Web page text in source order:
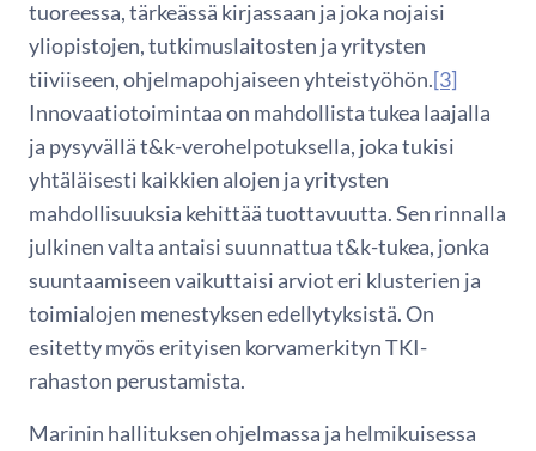
tuoreessa, tärkeässä kirjassaan ja joka nojaisi
yliopistojen, tutkimuslaitosten ja yritysten
tiiviiseen, ohjelmapohjaiseen yhteistyöhön.[3]
Innovaatiotoimintaa on mahdollista tukea laajalla
ja pysyvällä t&k-verohelpotuksella, joka tukisi
yhtäläisesti kaikkien alojen ja yritysten
mahdollisuuksia kehittää tuottavuutta. Sen rinnalla
julkinen valta antaisi suunnattua t&k-tukea, jonka
suuntaamiseen vaikuttaisi arviot eri klusterien ja
toimialojen menestyksen edellytyksistä. On
esitetty myös erityisen korvamerkityn TKI-
rahaston perustamista.
Marinin hallituksen ohjelmassa ja helmikuisessa